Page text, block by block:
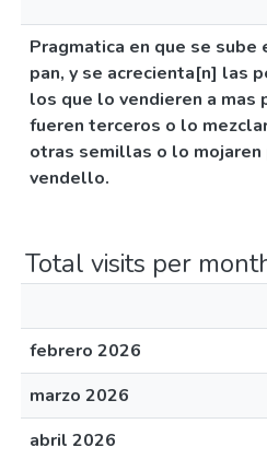
Pragmatica en que se sube
pan, y se acrecienta[n] las
los que lo vendieren a mas
fueren terceros o lo
otras semillas o lo mojaren
vendello.
Total visits per
febrero 2026
marzo 2026
abril 2026